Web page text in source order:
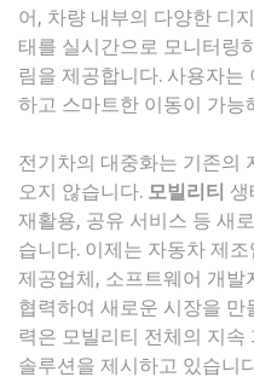
어, 차량 내부의 다양한 디
태를 실시간으로 모니터링
림을 제공합니다. 사용자는
하고 스마트한 이동이 가능
전기차의 대중화는 기존의
오지 않습니다. 모빌리티 생
재활용, 공유 서비스 등 새
습니다. 이제는 자동차 제
제공업체, 소프트웨어 개발
협력하여 새로운 시장을 만
력은 모빌리티 전체의 지속
솔루션을 제시하고 있습니